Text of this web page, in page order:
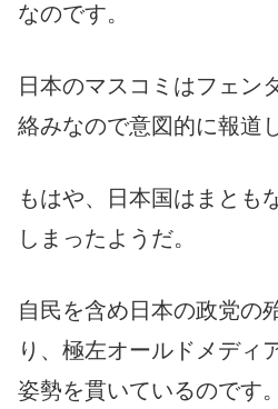
なのです。
日本のマスコミはフェン
絡みなので意図的に報道
もはや、日本国はまとも
しまったようだ。
自民を含め日本の政党の
り、極左オールドメディ
姿勢を貫いているのです。